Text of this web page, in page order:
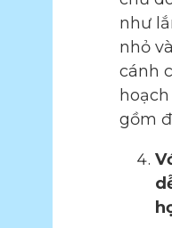
như
nhỏ
cánh
gồm